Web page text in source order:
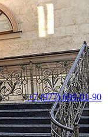
+7 (977) 699-01-90